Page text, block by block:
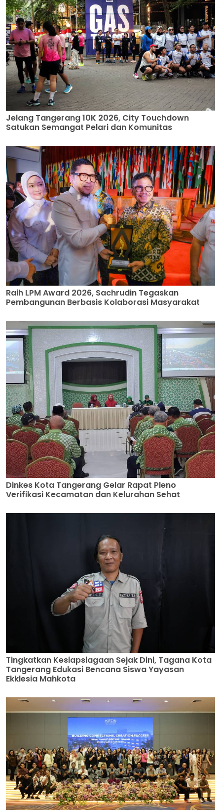
Jelang Tangerang 10K 2026, City Touchdown
Satukan Semangat Pelari dan Komunitas
Raih LPM Award 2026, Sachrudin Tegaskan
Pembangunan Berbasis Kolaborasi Masyarakat
Dinkes Kota Tangerang Gelar Rapat Pleno
Verifikasi Kecamatan dan Kelurahan Sehat
Tingkatkan Kesiapsiagaan Sejak Dini, Tagana Kota
Tangerang Edukasi Bencana Siswa Yayasan
Ekklesia Mahkota